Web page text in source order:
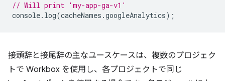
// Will print 'my-app-ga-v1'
console. log(cacheNames .googleAnalytics);
接頭辞と接尾辞の主なユースケースは、複数のプロジェク
トで Workbox を使用し、各プロジェクトで同じ